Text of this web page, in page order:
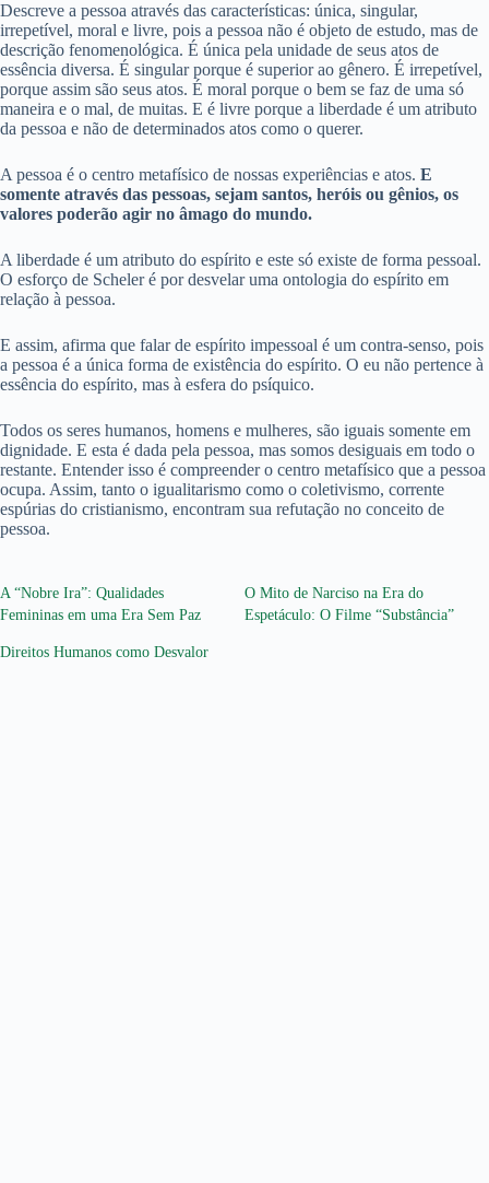
Descreve a pessoa através das características: única, singular,
irrepetível, moral e livre, pois a pessoa não é objeto de estudo, mas de
descrição fenomenológica. É única pela unidade de seus atos de
essência diversa. É singular porque é superior ao gênero. É irrepetível,
porque assim são seus atos. É moral porque o bem se faz de uma só
maneira e o mal, de muitas. E é livre porque a liberdade é um atributo
da pessoa e não de determinados atos como o querer.
A pessoa é o centro metafísico de nossas experiências e atos. E
somente através das pessoas, sejam santos, heróis ou gênios, os
valores poderão agir no âmago do mundo.
A liberdade é um atributo do espírito e este só existe de forma pessoal.
O esforço de Scheler é por desvelar uma ontologia do espírito em
relação à pessoa.
E assim, afirma que falar de espírito impessoal é um contra-senso, pois
a pessoa é a única forma de existência do espírito. O eu não pertence à
essência do espírito, mas à esfera do psíquico.
Todos os seres humanos, homens e mulheres, são iguais somente em
dignidade. E esta é dada pela pessoa, mas somos desiguais em todo o
restante. Entender isso é compreender o centro metafísico que a pessoa
ocupa. Assim, tanto o igualitarismo como o coletivismo, corrente
espúrias do cristianismo, encontram sua refutação no conceito de
pessoa.
A “Nobre Ira”: Qualidades
Femininas em uma Era Sem Paz
O Mito de Narciso na Era do
Espetáculo: O Filme “Substância”
Direitos Humanos como Desvalor